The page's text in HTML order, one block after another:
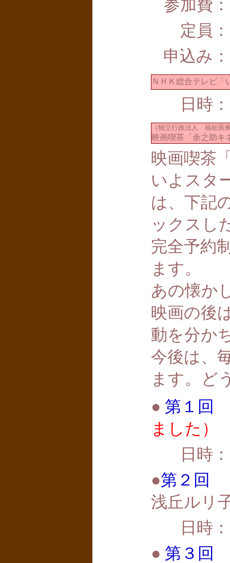
参加費：
定員：
申込み：
ＮＨＫ総合テレビ「
日時：
（独立行政法人 福祉医
映画喫茶「余之助キ
映画喫茶
いよスタ
は、下記
ックスし
完全予約
ます。
あの懐か
映画の後
動を分か
今後は、
ます。ど
● 第１回
ました）
日時：
●第２回
浅丘ルリ
日時：
● 第３回